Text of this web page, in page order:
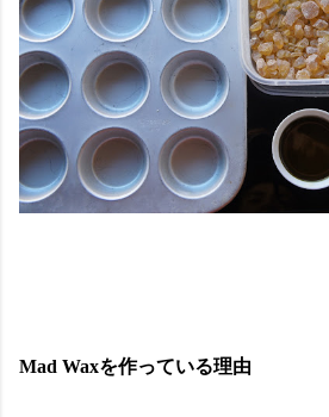
Mad Waxを作っている理由